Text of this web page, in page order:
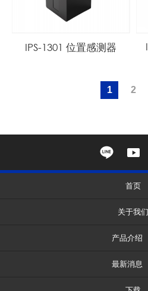
IPS-1301 位置感测器
1 2
首页
关于我们
产品介绍
最新消息